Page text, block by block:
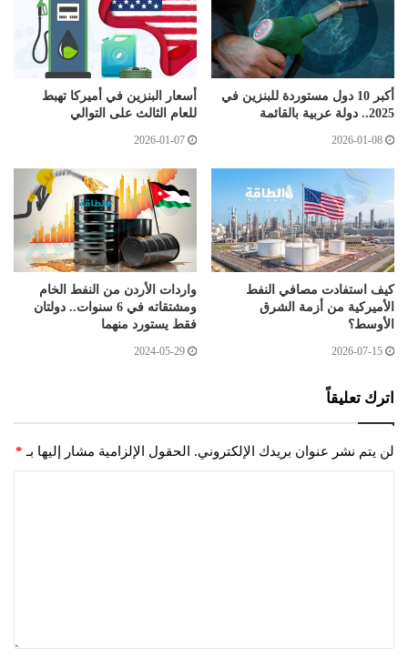
أكبر 10 دول مستوردة للبنزين في
2025.. دولة عربية بالقائمة
2026-01-08
أسعار البنزين في أميركا تهبط
للعام الثالث على التوالي
2026-01-07
كيف استفادت مصافي النفط
الأميركية من أزمة الشرق
الأوسط؟
2026-07-15
واردات الأردن من النفط الخام
ومشتقاته في 6 سنوات.. دولتان
فقط يستورد منهما
2024-05-29
اترك تعليقاً
لن يتم نشر عنوان بريدك الإلكتروني. الحقول الإلزامية مشار إليها بـ *